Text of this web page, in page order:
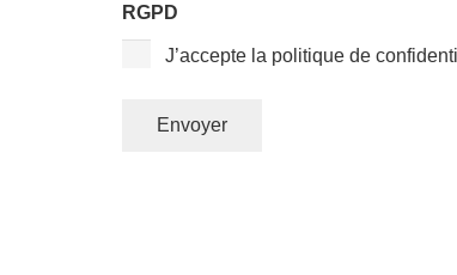
RGPD
J’accepte la politique de